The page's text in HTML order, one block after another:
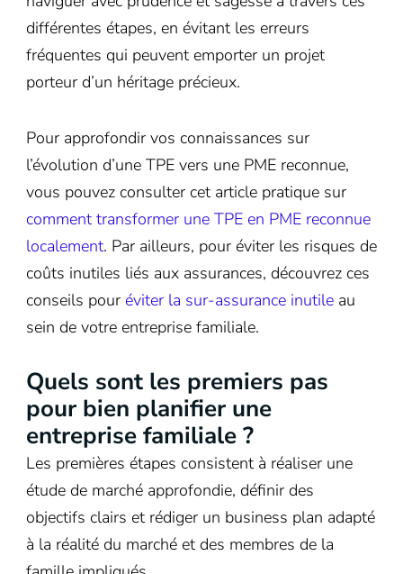
différentes étapes, en évitant les erreurs
fréquentes qui peuvent emporter un projet
porteur d’un héritage précieux.
Pour approfondir vos connaissances sur
l’évolution d’une TPE vers une PME reconnue,
vous pouvez consulter cet article pratique sur
comment transformer une TPE en PME reconnue
localement. Par ailleurs, pour éviter les risques de
coûts inutiles liés aux assurances, découvrez ces
conseils pour éviter la sur-assurance inutile au
sein de votre entreprise familiale.
Quels sont les premiers pas
pour bien planifier une
entreprise familiale ?
Les premières étapes consistent à réaliser une
étude de marché approfondie, définir des
objectifs clairs et rédiger un business plan adapté
à la réalité du marché et des membres de la